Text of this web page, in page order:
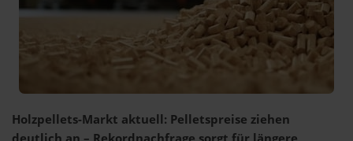
Holzpellets-Markt aktuell: Pelletspreise ziehen